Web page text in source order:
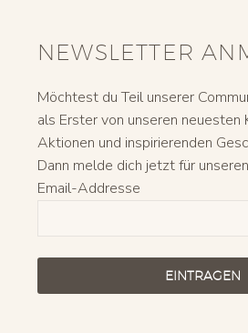
NEWSLETTER
Möchtest du Teil unserer
als Erster von unseren neuesten
Aktionen und inspirierenden
Dann melde dich jetzt für
Email-Addresse
EINTRAGEN